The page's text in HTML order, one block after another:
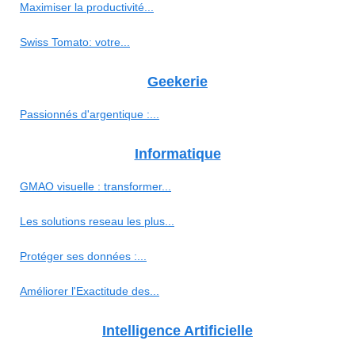
Maximiser la productivité...
Swiss Tomato: votre...
Geekerie
Passionnés d'argentique :...
Informatique
GMAO visuelle : transformer...
Les solutions reseau les plus...
Protéger ses données :...
Améliorer l'Exactitude des...
Intelligence Artificielle